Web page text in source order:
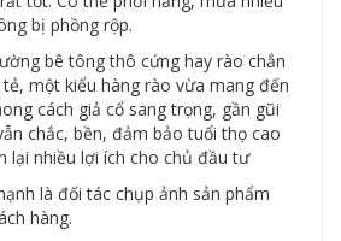
bị phồng rộp.
bê tông thô cứng hay rào chắn
một kiểu hàng rào vừa mang đến
cách giả cổ sang trọng, gần gũi
chắc, bền, đảm bảo tuổi thọ cao
lại nhiều lợi ích cho chủ đầu tư
là đối tác chụp ảnh sản phẩm
hàng.